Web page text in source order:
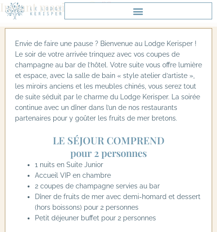
Aller
au
Instant magique
Envie de faire une pause ? Bienvenue au Lodge Kerisper !
Le soir de votre arrivée trinquez avec vos coupes de
champagne au bar de l’hôtel. Votre suite vous offre lumière
et espace, avec la salle de bain « style atelier d’artiste »,
les miroirs anciens et les meubles chinés, vous serez tout
de suite séduit par le charme du Lodge Kerisper. La soirée
continue avec un dîner dans l’un de nos restaurants
partenaires pour y goûter les fruits de mer bretons.
LE SÉJOUR COMPREND
pour 2 personnes
1 nuits en Suite Junior
Accueil VIP en chambre
2 coupes de champagne servies au bar
Dîner de fruits de mer avec demi-homard et dessert
(hors boissons) pour 2 personnes
Petit déjeuner buffet pour 2 personnes